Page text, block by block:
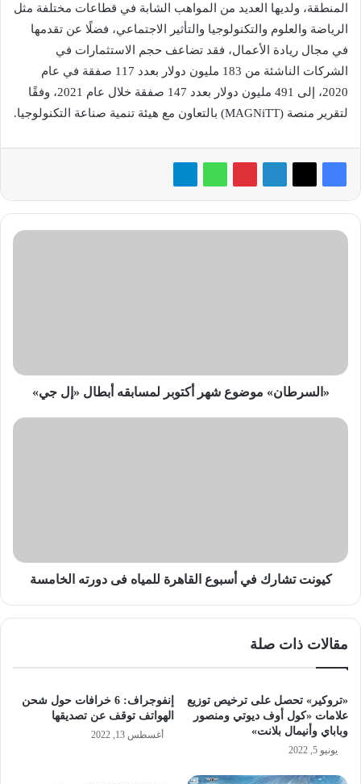
المنطقة، ولديها العديد من المواهب الشابة في قطاعات مختلفة مثل
الرياضة والعلوم والتكنولوجيا والتأثير الاجتماعي، فضلًا عن تقدمها
في مجال ريادة الأعمال، فقد تضاعف حجم الاستثمارات في
الشركات الناشئة من 183 مليون دولار بعدد 117 صفقة في عام
2020، إلى 491 مليون دولار بعدد 147 صفقة خلال عام 2021، وفقًا
لتقرير منصة (MAGNiTT) بالتعاون مع هيئة تنمية صناعة التكنولوجيا.
«السرطان»
«السرطان» موضوع شهر أكتوبر لمسابقه أبطال «إل جي»
كيونت
الخامسة
كيونت تشارك في أسبوع القاهرة للمياه فى دورته الخامسة
مقالات ذات صلة
«تروكير» تحصل على ترخيص توزيع
علامات «كول أوف ديوتي ومنصور
وباباي وأنيمال بلانت»
يونيو 5, 2022
إنفوجراف: 6 خرافات حول شحن
الهواتف توقف عن تصديقها
أغسطس 13, 2022